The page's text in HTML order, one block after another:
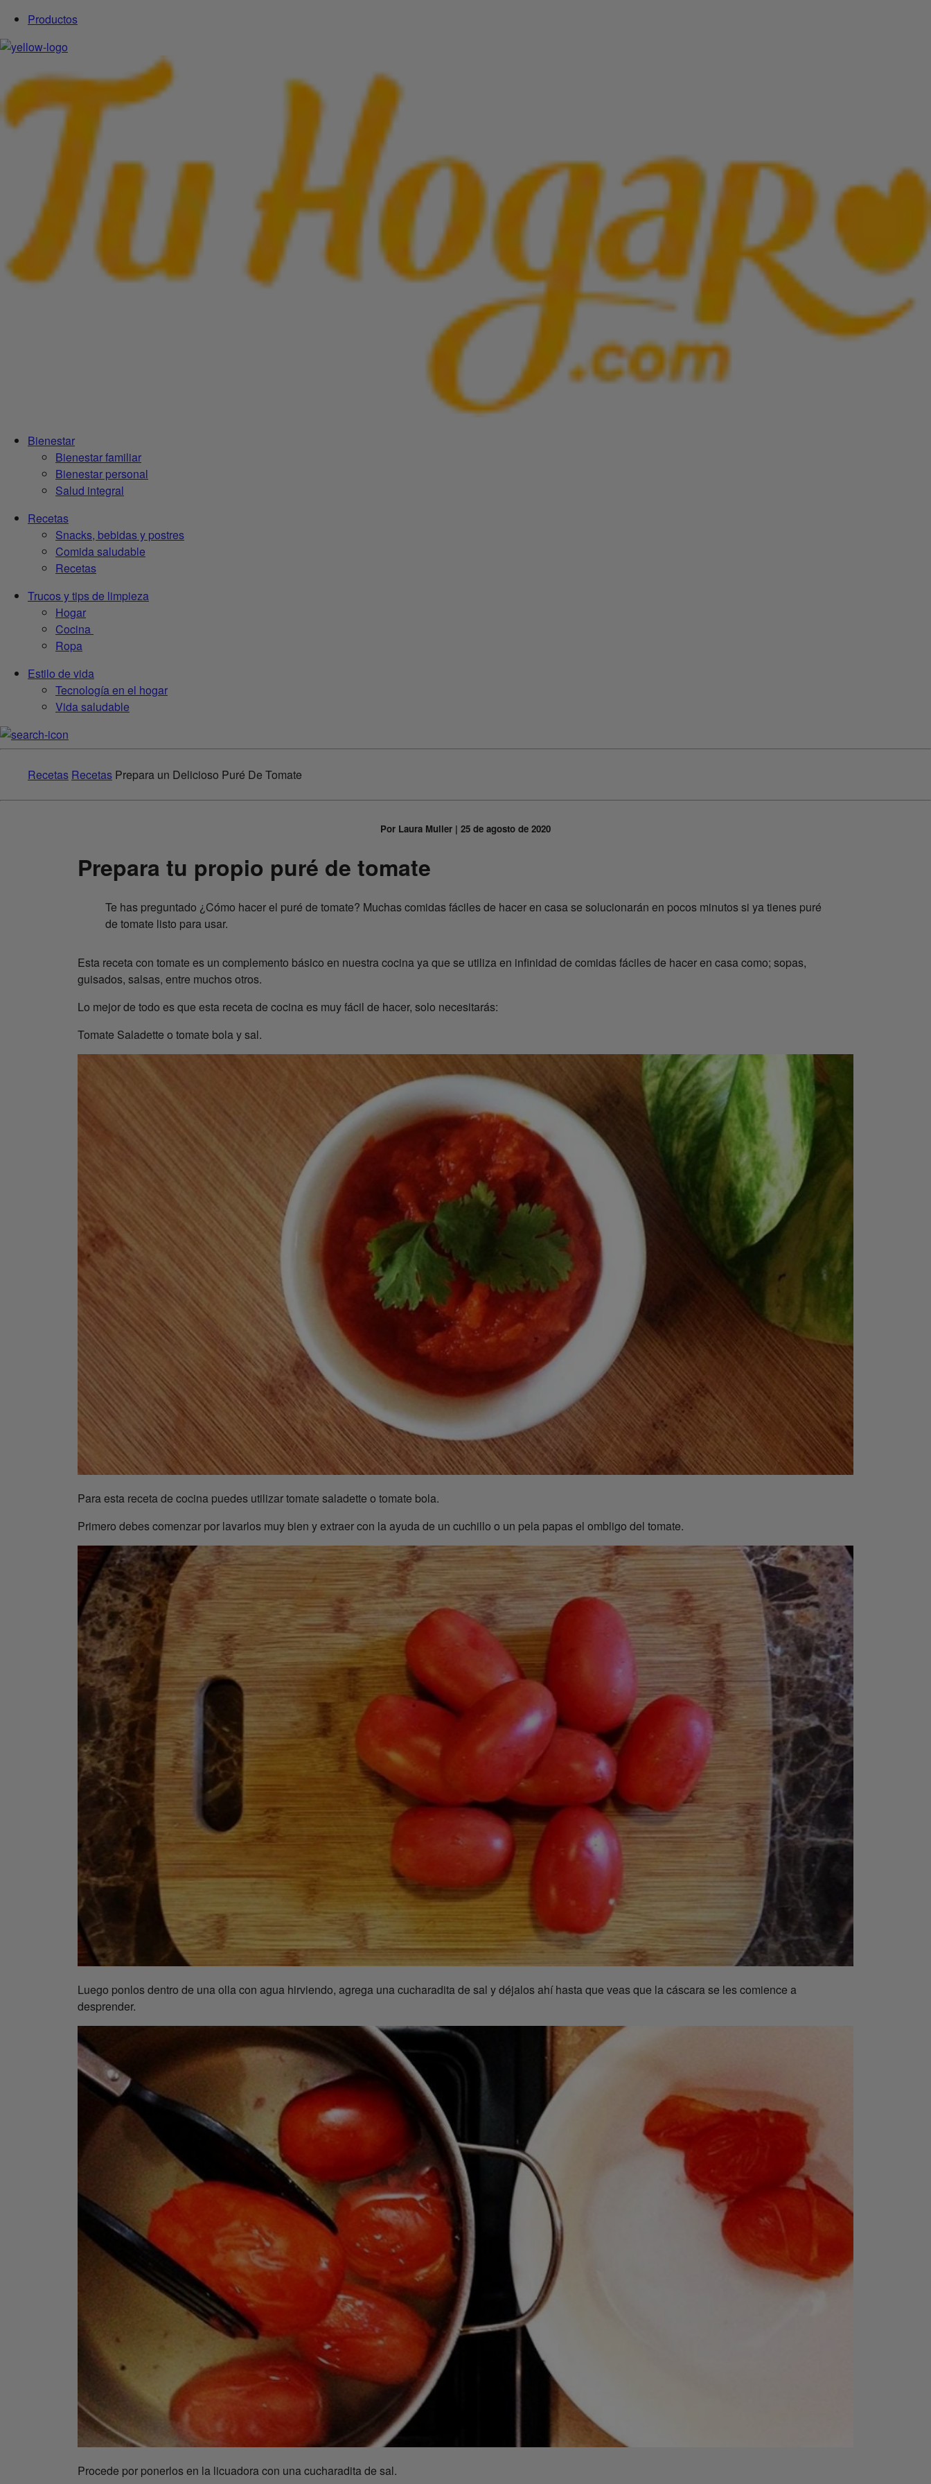
Productos
Bienestar
Bienestar familiar
Bienestar personal
Salud integral
Recetas
Snacks, bebidas y postres
Comida saludable
Recetas
Trucos y tips de limpieza
Hogar
Cocina
Ropa
Estilo de vida
Tecnología en el hogar
Vida saludable
Recetas Recetas Prepara un Delicioso Puré De Tomate
Por Laura Muller | 25 de agosto de 2020
Prepara tu propio puré de tomate
Te has preguntado ¿Cómo hacer el puré de tomate? Muchas comidas fáciles de hacer en casa se solucionarán en pocos minutos si ya tienes puré
de tomate listo para usar.
Esta receta con tomate es un complemento básico en nuestra cocina ya que se utiliza en infinidad de comidas fáciles de hacer en casa como; sopas,
guisados, salsas, entre muchos otros.
Lo mejor de todo es que esta receta de cocina es muy fácil de hacer, solo necesitarás:
Tomate Saladette o tomate bola y sal.
Para esta receta de cocina puedes utilizar tomate saladette o tomate bola.
Primero debes comenzar por lavarlos muy bien y extraer con la ayuda de un cuchillo o un pela papas el ombligo del tomate.
Luego ponlos dentro de una olla con agua hirviendo, agrega una cucharadita de sal y déjalos ahí hasta que veas que la cáscara se les comience a
desprender.
Procede por ponerlos en la licuadora con una cucharadita de sal.